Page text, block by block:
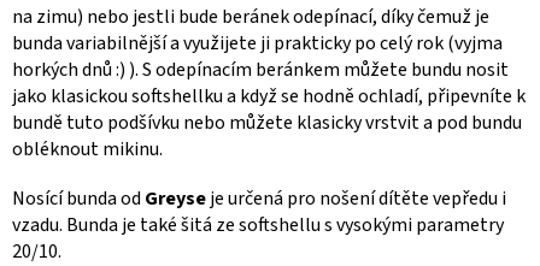
na zimu) nebo jestli bude beránek odepínací, díky čemuž je
bunda variabilnější a využijete ji prakticky po celý rok (vyjma
horkých dnů :) ). S odepínacím beránkem můžete bundu nosit
jako klasickou softshellku a když se hodně ochladí, připevníte k
bundě tuto podšívku nebo můžete klasicky vrstvit a pod bundu
obléknout mikinu.
Nosící bunda od Greyseje určená pro nošení dítěte vepředu i
vzadu. Bunda je také šitá ze softshellu s vysokými parametry
20/10.